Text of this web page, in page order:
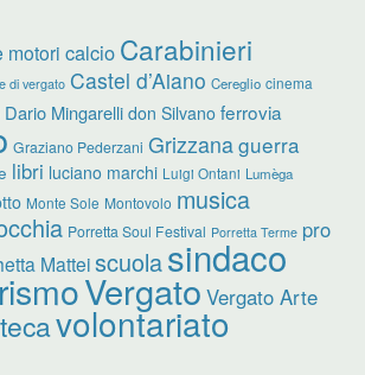
motori calcio Carabinieri
di vergato Castel d’Aiano Cereglio cinema
Dario Mingarelli don Silvano ferrovia
Graziano Pederzani Grizzanaguerra
libri luciano marchi Luigi Ontani Lumèga
Monte Sole Montovolo musica
Porretta Soul Festival Porretta Terme pro
Matteiscuolasindaco
Vergato Vergato Arte
volontariato